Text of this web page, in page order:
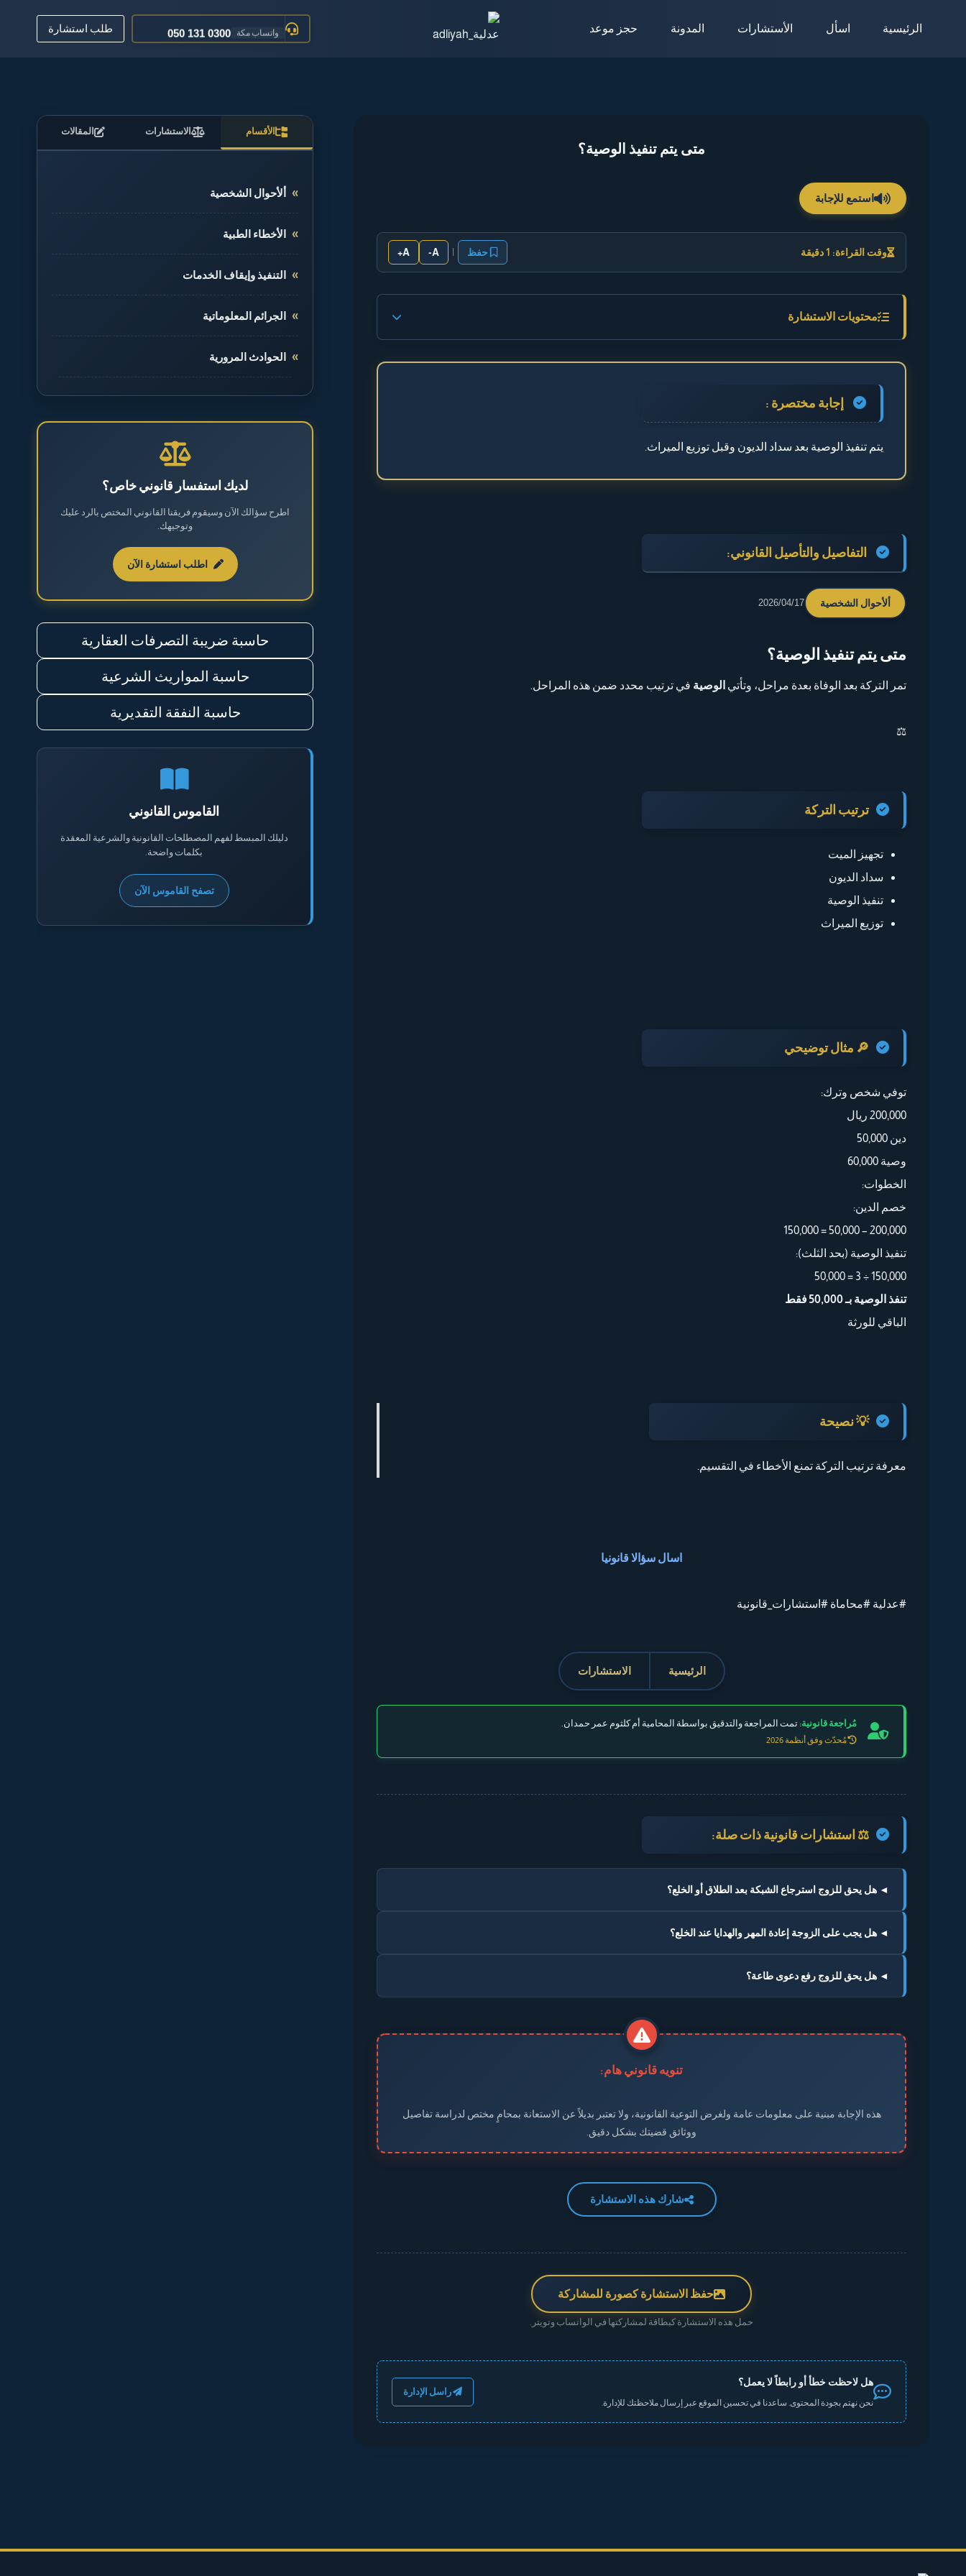
الرئيسية اسأل الأستشارات المدونة حجز موعد واتساب مكة 050 131 0300 طلب استشارة
متى يتم تنفيذ الوصية؟
استمع للإجابة
وقت القراءة: 1 دقيقة حفظ |
A-
A+
محتويات الاستشارة
◄ إجابة مختصرة :
◄ التفاصيل والتأصيل القانوني:
◄ ترتيب التركة
◄ 🔎 مثال توضيحي
إجابة مختصرة :
يتم تنفيذ الوصية بعد سداد الديون وقبل توزيع الميراث.
التفاصيل والتأصيل القانوني:
ألأحوال الشخصية 2026/04/17
متى يتم تنفيذ الوصية؟
تمر التركة بعد الوفاة بعدة مراحل، وتأتي الوصية في ترتيب محدد ضمن هذه المراحل.
⚖️
ترتيب التركة
تجهيز الميت
سداد الديون
تنفيذ الوصية
توزيع الميراث
🔎 مثال توضيحي
توفي شخص وترك:
200,000 ريال
دين 50,000
وصية 60,000
الخطوات:
خصم الدين:
200,000 – 50,000 = 150,000
تنفيذ الوصية (بحد الثلث):
150,000 ÷ 3 = 50,000
تنفذ الوصية بـ 50,000 فقط
الباقي للورثة
💡 نصيحة
معرفة ترتيب التركة تمنع الأخطاء في التقسيم.
اسال سؤالا قانونيا
#عدلية #محاماة #استشارات_قانونية
الرئيسية الاستشارات
مُراجعة قانونية: تمت المراجعة والتدقيق بواسطة المحامية أم كلثوم عمر حمدان.
مُحدّث وفق أنظمة 2026
⚖️ استشارات قانونية ذات صلة:
◄ هل يحق للزوج استرجاع الشبكة بعد الطلاق أو الخلع؟
◄ هل يجب على الزوجة إعادة المهر والهدايا عند الخلع؟
◄ هل يحق للزوج رفع دعوى طاعة؟
تنويه قانوني هام:
هذه الإجابة مبنية على معلومات عامة ولغرض التوعية القانونية، ولا تعتبر بديلاً عن الاستعانة بمحامٍ مختص لدراسة تفاصيل
ووثائق قضيتك بشكل دقيق.
شارك هذه الاستشارة
حفظ الاستشارة كصورة للمشاركة
حمل هذه الاستشارة كبطاقة لمشاركتها في الواتساب وتويتر.
هل لاحظت خطأ أو رابطاً لا يعمل؟
نحن نهتم بجودة المحتوى. ساعدنا في تحسين الموقع عبر إرسال ملاحظتك للإدارة.
راسل الإدارة
الأقسام الاستشارات المقالات
ألأحوال الشخصية
الأخطاء الطبية
التنفيذ وإيقاف الخدمات
الجرائم المعلوماتية
الحوادث المرورية
الطلاق والخلع
القضايا العقارية
القضايا العمالية
القضايا المالية
نظام مكافحة المخدرات والمؤثرات العقلية
لديك استفسار قانوني خاص؟
اطرح سؤالك الآن وسيقوم فريقنا القانوني المختص بالرد عليك
وتوجيهك.
اطلب استشارة الآن
حاسبة ضريبة التصرفات العقارية
حاسبة المواريث الشرعية
حاسبة النفقة التقديرية
القاموس القانوني
دليلك المبسط لفهم المصطلحات القانونية والشرعية المعقدة
بكلمات واضحة.
تصفح القاموس الآن